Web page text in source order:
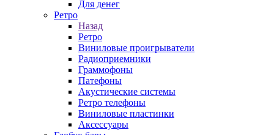
Для денег
Ретро
Назад
Ретро
Виниловые проигрыватели
Радиоприемники
Граммофоны
Патефоны
Акустические системы
Ретро телефоны
Виниловые пластинки
Аксессуары